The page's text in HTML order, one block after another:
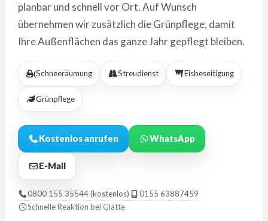
planbar und schnell vor Ort. Auf Wunsch
übernehmen wir zusätzlich die Grünpflege, damit
Ihre Außenflächen das ganze Jahr gepflegt bleiben.
Schneeräumung Streudienst Eisbeseitigung
Grünpflege
Kostenlos anrufen WhatsApp
E-Mail
0800 155 35544 (kostenlos)
0155 63887459
Schnelle Reaktion bei Glätte